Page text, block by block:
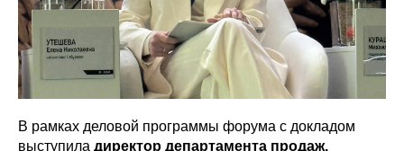
В рамках деловой программы форума с докладом
выступила директор департамента продаж,